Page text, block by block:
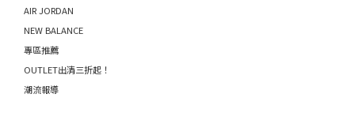
AIR JORDAN
NEW BALANCE
專區推薦
OUTLET出清三折起！
潮流報導